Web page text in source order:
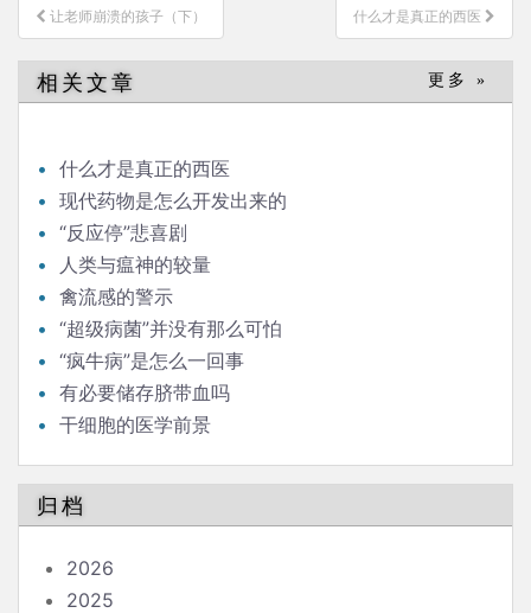
文
章
导
航
让老师崩溃的孩子（下） 什么才是真正的西医
相关文章 更多 »
什么才是真正的西医
现代药物是怎么开发出来的
“反应停”悲喜剧
人类与瘟神的较量
禽流感的警示
“超级病菌”并没有那么可怕
“疯牛病”是怎么一回事
有必要储存脐带血吗
干细胞的医学前景
归档
2026
2025